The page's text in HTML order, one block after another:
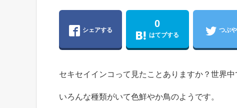
シェアする
0
はてブする
つぶや
セキセイインコって見たことありますか？世界中
いろんな種類がいて色鮮やか鳥のようです。